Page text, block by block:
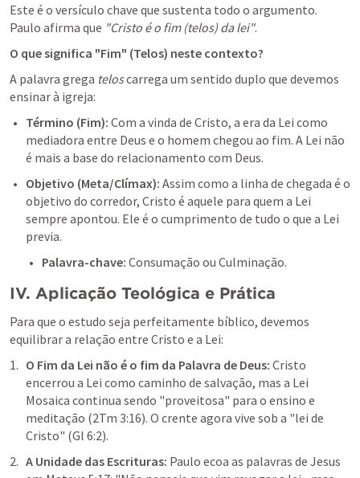
Este é o versículo chave que sustenta todo o argumento.
Paulo afirma que "Cristo é o fim (telos) da lei".
O que significa "Fim" (Telos) neste contexto?
A palavra grega telos carrega um sentido duplo que devemos
ensinar à igreja:
Término (Fim): Com a vinda de Cristo, a era da Lei como
mediadora entre Deus e o homem chegou ao fim. A Lei não
é mais a base do relacionamento com Deus.
Objetivo (Meta/Clímax): Assim como a linha de chegada é o
objetivo do corredor, Cristo é aquele para quem a Lei
sempre apontou. Ele é o cumprimento de tudo o que a Lei
previa.
Palavra-chave: Consumação ou Culminação.
IV. Aplicação Teológica e Prática
Para que o estudo seja perfeitamente bíblico, devemos
equilibrar a relação entre Cristo e a Lei:
O Fim da Lei não é o fim da Palavra de Deus: Cristo
encerrou a Lei como caminho de salvação, mas a Lei
Mosaica continua sendo "proveitosa" para o ensino e
meditação (2Tm 3:16). O crente agora vive sob a "lei de
Cristo" (Gl 6:2).
A Unidade das Escrituras: Paulo ecoa as palavras de Jesus